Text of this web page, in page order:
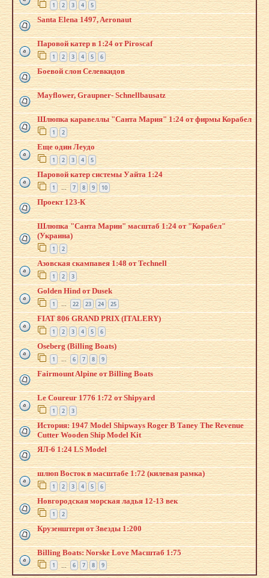
1 2 3 4 5
Santa Elena 1497, Aeronaut
Паровой катер в 1:24 от Piroscaf
1 2 3 4 5 6
Боевой слон Селевкидов
Mayflower, Graupner- Schnellbausatz
Шлюпка каравеллы "Санта Мария" 1:24 от фирмы Корабел
1 2
Еще один Леудо
1 2 3 4 5
Паровой катер системы Уайта 1:24
1 … 7 8 9 10
Проект 123-К
Шлюпка "Санта Марии" масштаб 1:24 от "Корабел"
(Украина)
1 2
Азовская скампавея 1:48 от Technell
1 2 3
Golden Hind от Dusek
1 … 22 23 24 25
FIAT 806 GRAND PRIX (ITALERY)
1 2 3 4 5 6
Oseberg (Billing Boats)
1 … 6 7 8 9
Fairmount Alpine от Billing Boats
Le Coureur 1776 1:72 от Shipyard
1 2 3
История: 1947 Model Shipways Roger B Taney The Revenue
Cutter Wooden Ship Model Kit
ЯЛ-6 1:24 LS Model
шлюп Восток в масштабе 1:72 (килевая рамка)
1 2 3 4 5 6
Новгородская морская ладья 12-13 век
1 2
Крузенштерн от Звезды 1:200
Billing Boats: Norske Love Масштаб 1:75
1 … 6 7 8 9